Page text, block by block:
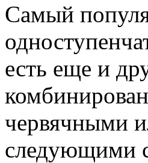
Самый
есть еще и
червячными